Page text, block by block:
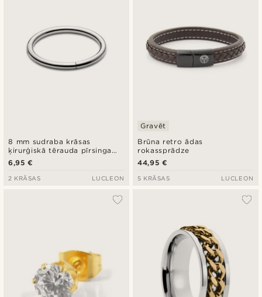
8 mm sudraba krāsas
ķirurģiskā tērauda pīrsinga
gredzens
6,95 €
2 KRĀSAS LUCLEON
Brūna retro ādas
rokassprādze
Gravēt
44,95 €
5 KRĀSAS LUCLEON